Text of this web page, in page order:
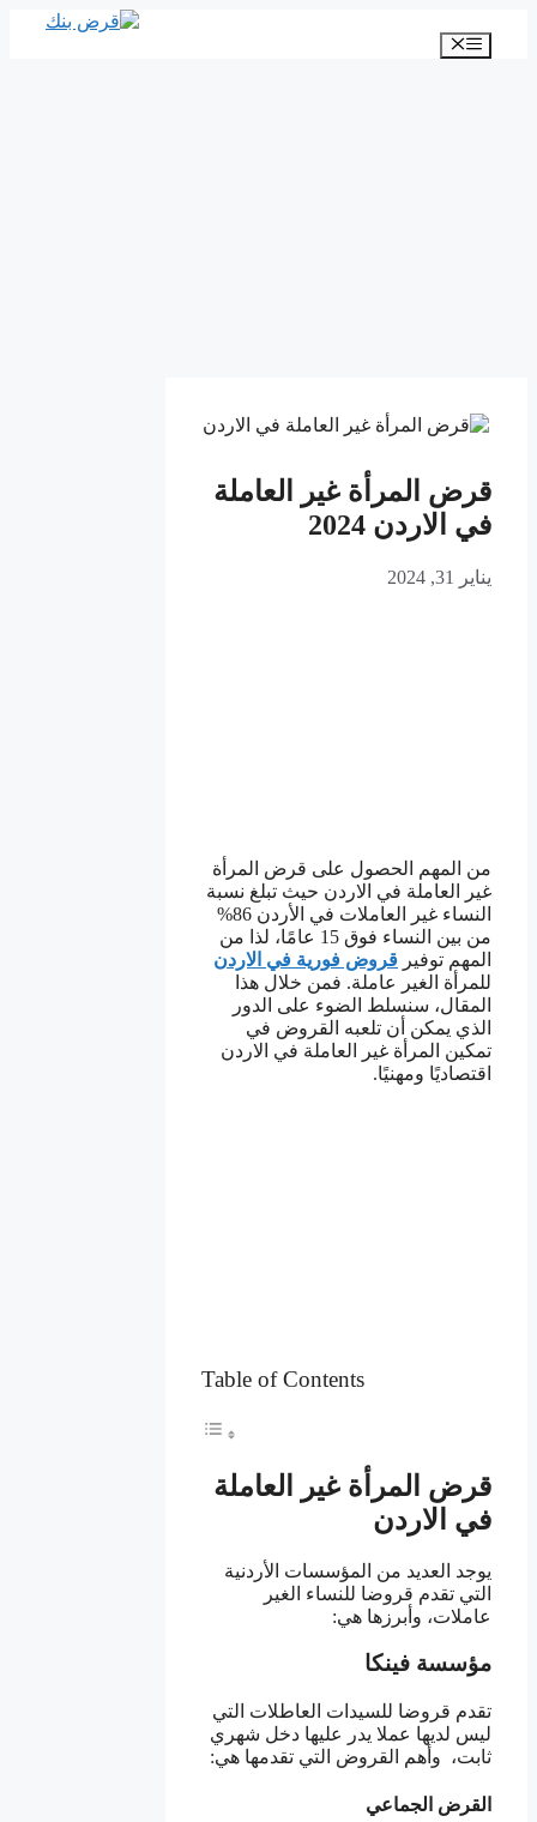
المحتوى
القائمة
قرض المرأة غير العاملة
في الاردن 2024
يناير 31, 2024
من المهم الحصول على قرض المرأة
غير العاملة في الاردن حيث تبلغ نسبة
النساء غير العاملات في الأردن 86%
من بين النساء فوق 15 عامًا، لذا من
المهم توفير قروض فورية في الاردن
للمرأة الغير عاملة. فمن خلال هذا
المقال، سنسلط الضوء على الدور
الذي يمكن أن تلعبه القروض في
تمكين المرأة غير العاملة في الاردن
اقتصاديًا ومهنيًا.
Table of Contents
قرض المرأة غير العاملة
في الاردن
يوجد العديد من المؤسسات الأردنية
التي تقدم قروضا للنساء الغير
عاملات، وأبرزها هي:
مؤسسة فينكا
تقدم قروضا للسيدات العاطلات التي
ليس لديها عملا يدر عليها دخل شهري
ثابت، وأهم القروض التي تقدمها هي:
القرض الجماعي